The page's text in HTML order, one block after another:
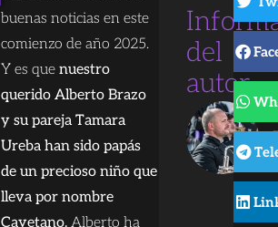
buenas noticias en este
comienzo de año 2025.
Y es quenuestro
querido Alberto Brazo
y su pareja Tamara
Ureba han sido papás
de un precioso niño que
lleva por nombre
Cayetano.Alberto ha
del
autor